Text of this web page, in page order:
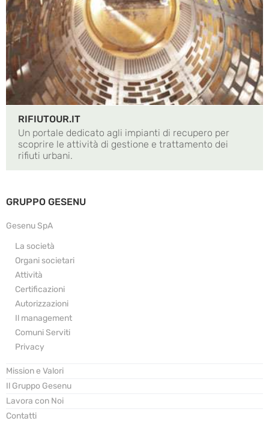
RIFIUTOUR.IT
Un portale dedicato agli impianti di recupero per
scoprire le attività di gestione e trattamento dei
rifiuti urbani.
GRUPPO GESENU
Gesenu SpA
La società
Organi societari
Attività
Certificazioni
Autorizzazioni
Il management
Comuni Serviti
Privacy
Mission e Valori
Il Gruppo Gesenu
Lavora con Noi
Contatti